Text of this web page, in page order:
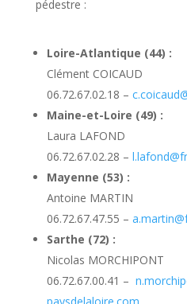
pédestre :
Loire-Atlantique (44) :
Clément COICAUD
06.72.67.02.18 –
Maine-et-Loire (49) :
Laura LAFOND
06.72.67.02.28 –
Mayenne (53) :
Antoine MARTIN
06.72.67.47.55 –
Sarthe (72) :
Nicolas MORCHIPONT
06.72.67.00.41 –